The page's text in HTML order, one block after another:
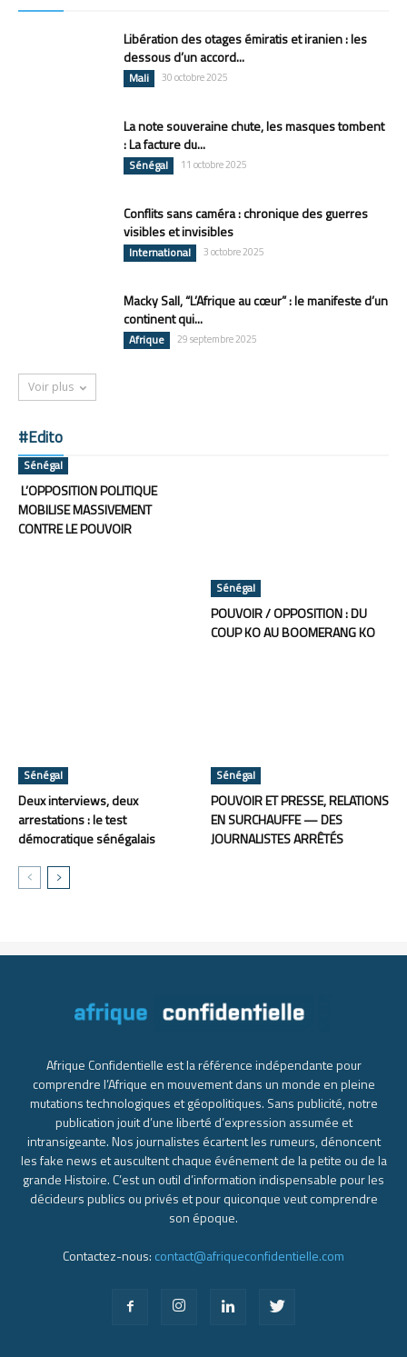
Libération des otages émiratis et iranien : les
dessous d’un accord...
Mali 30 octobre 2025
La note souveraine chute, les masques tombent
: La facture du...
Sénégal 11 octobre 2025
Conflits sans caméra : chronique des guerres
visibles et invisibles
International 3 octobre 2025
Macky Sall, “L’Afrique au cœur” : le manifeste d’un
continent qui...
Afrique 29 septembre 2025
Voir plus
#Edito
Sénégal
L’OPPOSITION POLITIQUE
MOBILISE MASSIVEMENT
CONTRE LE POUVOIR
Sénégal
POUVOIR / OPPOSITION : DU
COUP KO AU BOOMERANG KO
Sénégal
Deux interviews, deux
arrestations : le test
démocratique sénégalais
Sénégal
POUVOIR ET PRESSE, RELATIONS
EN SURCHAUFFE — DES
JOURNALISTES ARRÊTÉS
Afrique Confidentielle est la référence indépendante pour
comprendre l’Afrique en mouvement dans un monde en pleine
mutations technologiques et géopolitiques. Sans publicité, notre
publication jouit d’une liberté d’expression assumée et
intransigeante. Nos journalistes écartent les rumeurs, dénoncent
les fake news et auscultent chaque événement de la petite ou de la
grande Histoire. C’est un outil d’information indispensable pour les
décideurs publics ou privés et pour quiconque veut comprendre
son époque.
Contactez-nous: contact@afriqueconfidentielle.com